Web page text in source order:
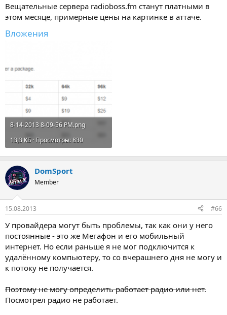
Вещательные сервера radioboss.fm станут платными в
этом месяце, примерные цены на картинке в аттаче.
Вложения
8-14-2013 8-09-56 PM.png
13,3 КБ · Просмотры: 830
DomSport
Member
15.08.2013 #66
У провайдера могут быть проблемы, так как они у него
постоянные - это же Мегафон и его мобильный
интернет. Но если раньше я не мог подключится к
удалённому компьютеру, то со вчерашнего дня не могу и
к потоку не получается.
Поэтому не могу определить работает радио или нет.
Посмотрел радио не работает.